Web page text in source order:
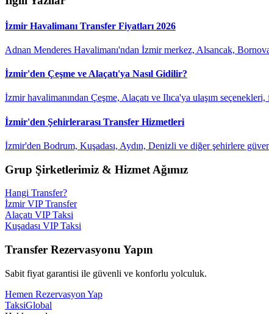
İzmir Havalimanı Transfer Fiyatları 2026
Adnan Menderes Havalimanı'ndan İzmir merkez, Alsancak,
İzmir'den Çeşme ve Alaçatı'ya Nasıl Gidilir?
İzmir havalimanından Çeşme, Alaçatı ve Ilıca'ya ulaşım
İzmir'den Şehirlerarası Transfer Hizmetleri
İzmir'den Bodrum, Kuşadası, Aydın, Denizli ve diğer şehirlere
Grup Şirketlerimiz & Hizmet Ağımız
Hangi Transfer?
İzmir VIP Transfer
Alaçatı VIP Taksi
Kuşadası VIP Taksi
Transfer Rezervasyonu Yapın
Sabit fiyat garantisi ile güvenli ve konforlu yolculuk.
Hemen Rezervasyon Yap
TaksiGlobal